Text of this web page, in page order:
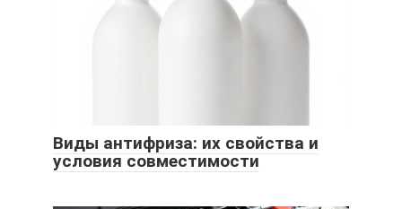
Виды антифриза: их свойства и
условия совместимости